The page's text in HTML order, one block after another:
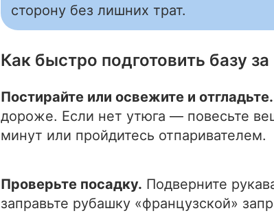
сторону без лишних трат.
Как быстро подготовить базу за
Постирайте или освежите и отгладьте.
дороже. Если нет утюга — повесьте
минут или пройдитесь отпаривателем.
Проверьте посадку. Подверните
заправьте рубашку «французской»